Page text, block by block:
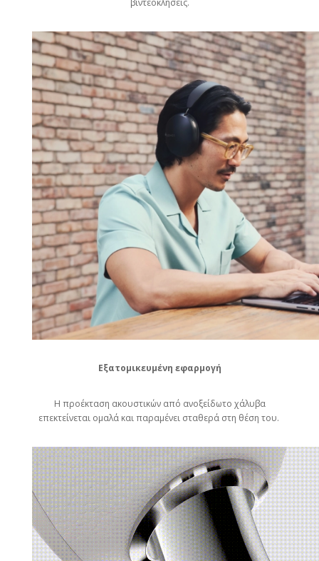
Εξατομικευμένη εφαρμογή
Η προέκταση ακουστικών από ανοξείδωτο χάλυβα
επεκτείνεται ομαλά και παραμένει σταθερά στη θέση του.